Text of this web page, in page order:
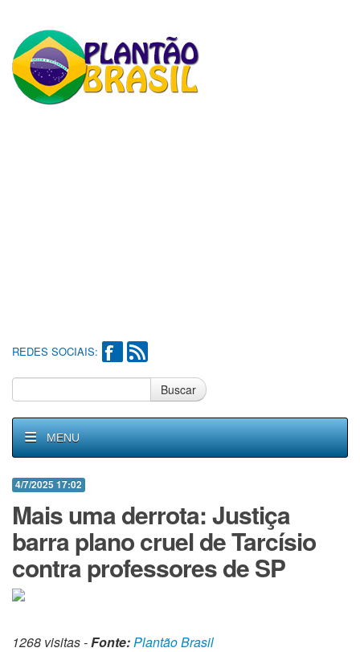
REDES SOCIAIS:
Buscar
MENU
4/7/2025 17:02
Mais uma derrota: Justiça
barra plano cruel de Tarcísio
contra professores de SP
1268 visitas -Fonte:Plantão Brasil